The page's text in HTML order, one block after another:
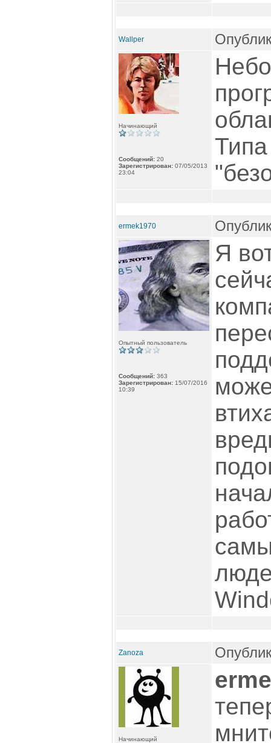
Wallper
Начинающий
Сообщений: 20
Зарегистрирован: 07/05/2013
23:04
ermek1970
Опытный пользователь
Сообщений: 363
Зарегистрирован: 15/07/2016
10:39
Я
Zanoza
Начинающий